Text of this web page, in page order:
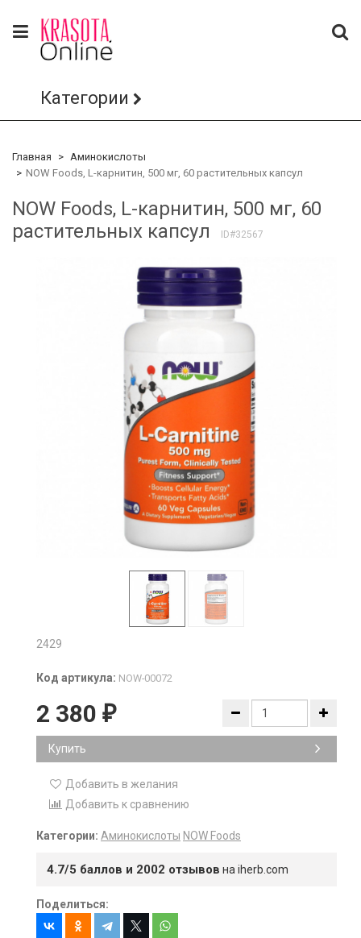
Категории
Главная
Аминокислоты
NOW Foods, L-карнитин, 500 мг, 60 растительных капсул
NOW Foods, L-карнитин, 500 мг, 60
растительных капсул
ID#32567
2429
Код артикула: NOW-00072
2 380 ₽
Купить
Добавить в желания
Добавить к сравнению
Категории: Аминокислоты NOW Foods
4.7/5 баллов и 2002 отзывов на iherb.com
Поделиться: